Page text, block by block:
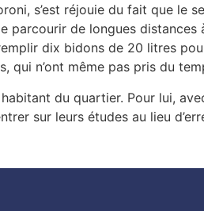
s’est réjouie du fait que le
parcourir de longues
dix bidons de 20 litres
n’ont même pas pris du
du quartier. Pour lui,
sur leurs études au lieu